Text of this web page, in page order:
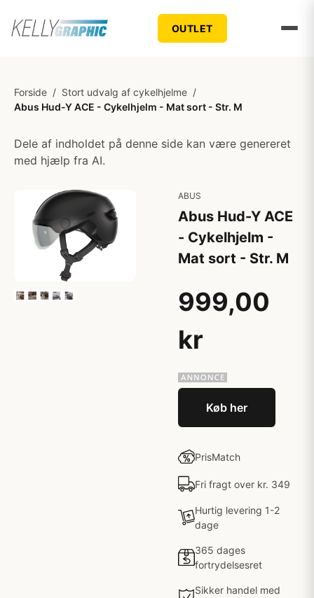
OUTLET
Forside / Stort udvalg af cykelhjelme /
Abus Hud-Y ACE - Cykelhjelm - Mat sort - Str. M
Dele af indholdet på denne side kan være genereret
med hjælp fra AI.
ABUS
Abus Hud-Y ACE
- Cykelhjelm -
Mat sort - Str. M
999,00
kr
Køb her
PrisMatch
Fri fragt over kr. 349
Hurtig levering 1-2
dage
365 dages
fortrydelsesret
Sikker handel med